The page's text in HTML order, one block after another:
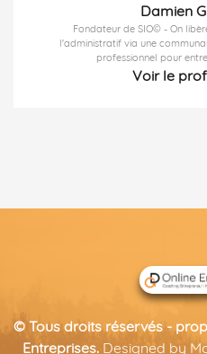
Damien
Fondateur de SIO© - On
l'administratif via une
professionnel pour
Voir le
© Tous droits réservés -
Entreprises. Designed by